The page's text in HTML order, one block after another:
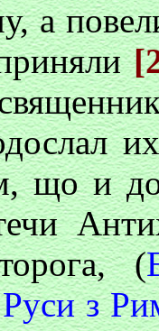
а
що и
(
з